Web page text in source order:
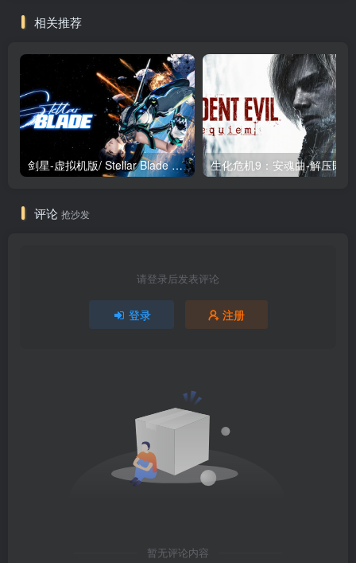
相关推荐
剑星-虚拟机版/ Stellar Blade v1.4.1|Build.19963153 终极版新补丁 送修改器 免安装中文版
评论 抢沙发
请登录后发表评论
登录 注册
暂无评论内容